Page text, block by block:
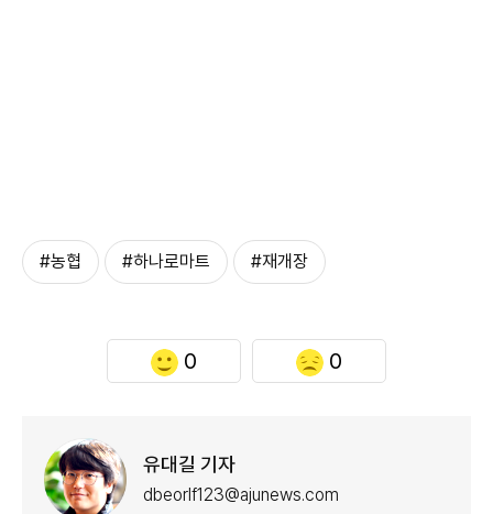
#농협 #하나로마트 #재개장
0 0
유대길 기자
dbeorlf123@ajunews.com